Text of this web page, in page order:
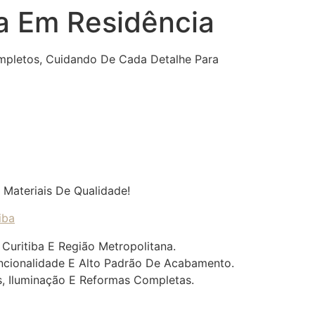
Em Residência
Cuidando De Cada Detalhe Para
De Qualidade!
E Região Metropolitana.
E Alto Padrão De Acabamento.
E Reformas Completas.